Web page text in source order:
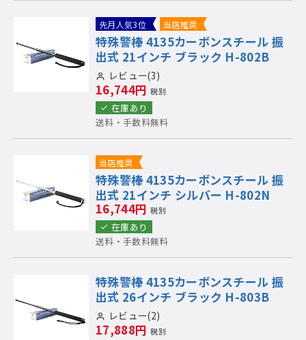
先月人気3位 当店推奨
特殊警棒 4135カーボンスチール 振
出式 21インチ ブラック H-802B
レビュー(3)
16,744円 税別
在庫あり
送料・手数料無料
当店推奨
特殊警棒 4135カーボンスチール 振
出式 21インチ シルバー H-802N
16,744円 税別
在庫あり
送料・手数料無料
特殊警棒 4135カーボンスチール 振
出式 26インチ ブラック H-803B
レビュー(2)
17,888円 税別